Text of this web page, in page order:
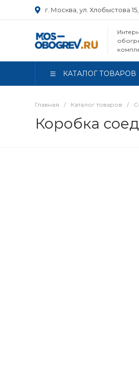
г. Москва, ул. Хлобыстова
КАТАЛОГ ТОВАРОВ
Главная / Каталог товаров /
Коробка